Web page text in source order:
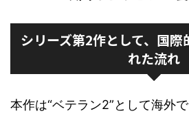
シリーズ第2作として、国際
れた流れ
本作は“ベテラン2”として海外で